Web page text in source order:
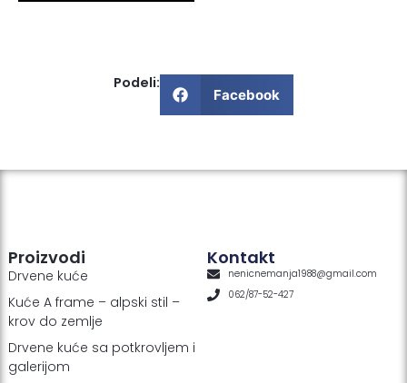
Podeli:
Facebook
Proizvodi
Drvene kuće
Kuće A frame – alpski stil –
krov do zemlje
Drvene kuće sa potkrovljem i
galerijom
Kontakt
nenicnemanja1988@gmail.com
062/87-52-427